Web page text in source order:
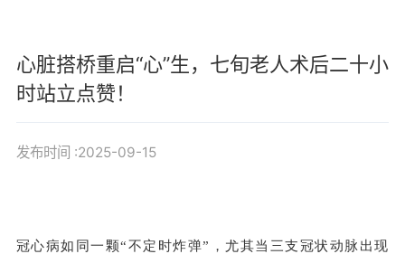
心脏搭桥重启“心”生，七旬老人术后二十小
时站立点赞！
发布时间 :2025-09-15
冠心病如同一颗“不定时炸弹”，尤其当三支冠状动脉出现